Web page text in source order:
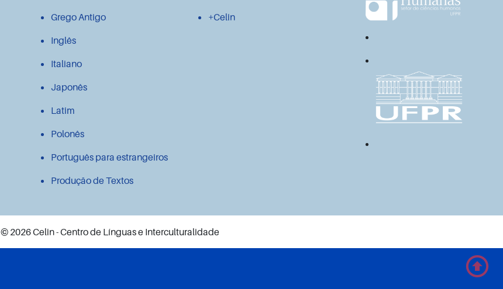
Grego Antigo
Inglês
Italiano
Japonês
Latim
Polonês
Português para estrangeiros
Produção de Textos
+Celin
© 2026 Celin - Centro de Línguas e Interculturalidade